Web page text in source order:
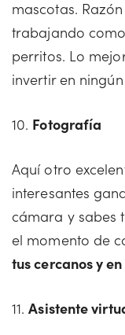
mascotas.
trabajando
perritos. Lo
invertir en
10. Fotografía
Aquí otro
interesantes
cámara y sabes
el momento de
tus cercanos y
11.Asistente